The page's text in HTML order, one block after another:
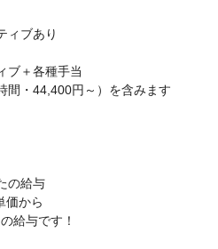
ィブあり
ブ＋各種手当
・44,400円～）を含みます
の給与
価から
給与です！